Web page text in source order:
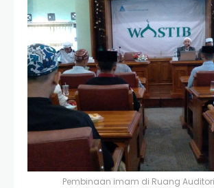
Pembinaan imam di Ruang